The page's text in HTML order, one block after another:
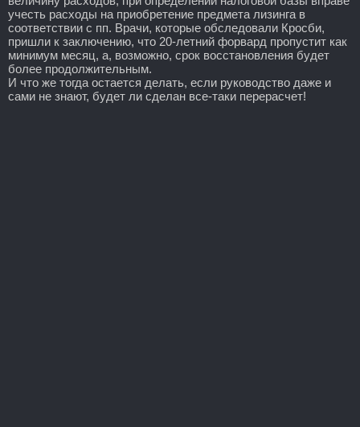
учесть расходы на приобретение предмета лизинга в
соответствии с пп. Врачи, которые обследовали Кросби,
пришли к заключению, что 20-летний форвард пропустит как
минимум месяц, а, возможно, срок восстановления будет
более продолжительным.
И что же тогда остается делать, если руководство даже и
сами не знают, будет ли сделан все-таки перерасчет!